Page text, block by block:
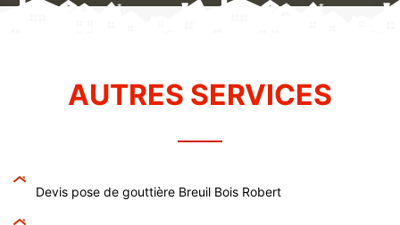
AUTRES SERVICES
Devis pose de gouttière Breuil Bois Robert